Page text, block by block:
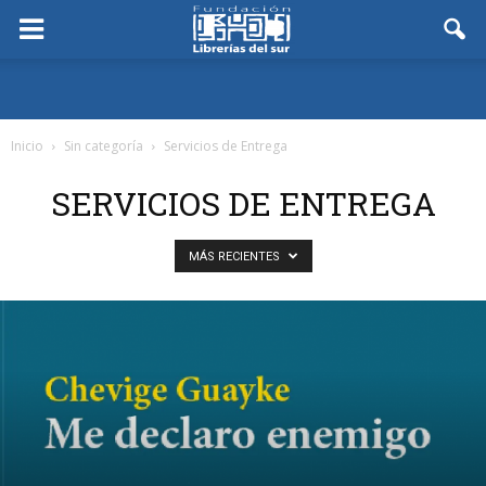
Inicio Sin categoría Servicios de Entrega
SERVICIOS DE ENTREGA
MÁS RECIENTES